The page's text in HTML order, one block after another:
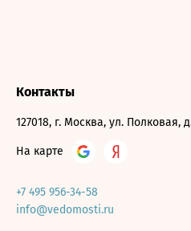
Контакты
127018, г. Москва, ул. Полковая,
На карте
+7 495 956-34-58
info@vedomosti.ru